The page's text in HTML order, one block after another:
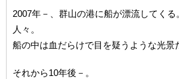
2007年－、群山の港に船が漂流してくる
人々。
船の中は血だらけで目を疑うような光景
それから10年後－。